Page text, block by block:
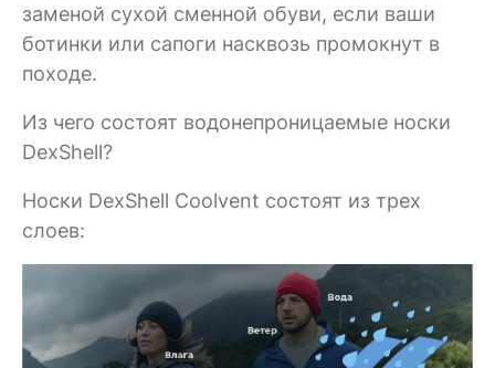
заменой сухой сменной обуви, если ваши
ботинки или сапоги насквозь промокнут в
походе.
Из чего состоят водонепроницаемые носки
DexShell?
Носки DexShell Coolvent состоят из трех
слоев: